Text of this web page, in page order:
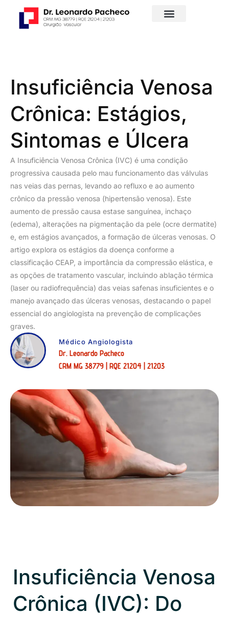
Insuficiência Venosa
Crônica: Estágios,
Sintomas e Úlcera
A Insuficiência Venosa Crônica (IVC) é uma condição
progressiva causada pelo mau funcionamento das válvulas
nas veias das pernas, levando ao refluxo e ao aumento
crônico da pressão venosa (hipertensão venosa). Este
aumento de pressão causa estase sanguínea, inchaço
(edema), alterações na pigmentação da pele (ocre dermatite)
e, em estágios avançados, a formação de úlceras venosas. O
artigo explora os estágios da doença conforme a
classificação CEAP, a importância da compressão elástica, e
as opções de tratamento vascular, incluindo ablação térmica
(laser ou radiofrequência) das veias safenas insuficientes e o
manejo avançado das úlceras venosas, destacando o papel
essencial do angiologista na prevenção de complicações
graves.
Médico Angiologista
Dr. Leonardo Pacheco
CRM MG 38779 | RQE 21204 | 21203
Insuficiência Venosa
Crônica (IVC): Do